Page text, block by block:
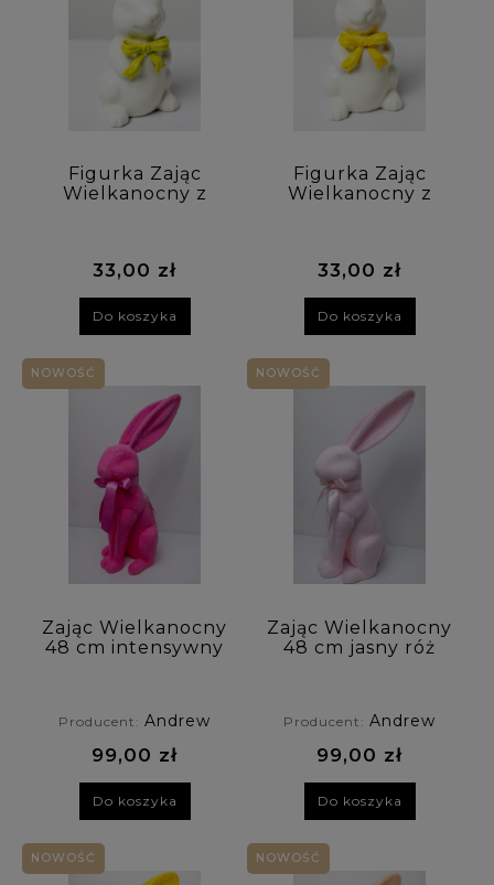
Figurka Zając
Wielkanocny z
33,00 zł
Do koszyka
Figurka Zając
Wielkanocny z
33,00 zł
Do koszyka
Zając Wielkanocny
48 cm intensywny
Producent: Andrew
99,00 zł
Do koszyka
NOWOŚĆ
Zając Wielkanocny
48 cm jasny róż
Producent: Andrew
99,00 zł
Do koszyka
NOWOŚĆ
NOWOŚĆ NOWOŚĆ